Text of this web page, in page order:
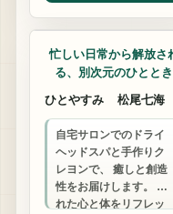
整体・マッサージ
忙しい日常から解放さ
る、別次元のひととき
ひとやすみ
松尾七海
自宅サロンでのドライ
ヘッドスパと手作りク
レヨンで、 癒しと創造
性をお届けします。 疲
れた心と体をリフレッ